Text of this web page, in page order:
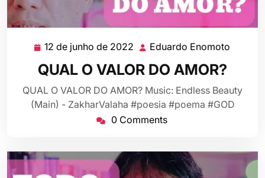
12 de junho de 2022 12
de
junho
de
2022
Eduardo Enomoto
QUAL O VALOR DO AMOR?
QUAL O VALOR DO AMOR? Music: Endless Beauty
(Main) - ZakharValaha #poesia #poema #GOD
0 Comments